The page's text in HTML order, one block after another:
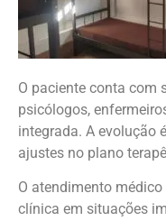
O paciente conta com
psicólogos,
integrada. A evolução
ajustes no plano
O atendimento
clínica em situações